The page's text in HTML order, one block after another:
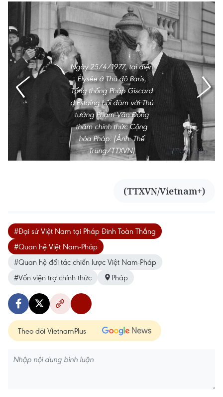
Ngày 25/4/1977, tại điện
Élysée ở Thủ đô Paris,
Tổng thống Pháp Giscard
d'Estaing hội đàm với Thủ
tướng Phạm Văn Đồng
thăm chính thức Cộng
hòa Pháp. (Ảnh: Thế
Trung/TTXVN)
(TTXVN/Vietnam+)
#Đại sứ Việt Nam tại Pháp Đinh Toàn Thắng
#Quan hệ Việt Nam-Pháp
#Quan hệ đối tác chiến lược Việt Nam-Pháp
#Vốn viện trợ chính thức
Pháp
Theo dõi VietnamPlus